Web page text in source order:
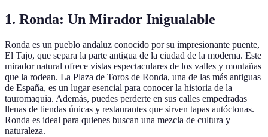
1. Ronda: Un Mirador Inigualable
Ronda es un pueblo andaluz conocido por su impresionante puente,
El Tajo, que separa la parte antigua de la ciudad de la moderna. Este
mirador natural ofrece vistas espectaculares de los valles y montañas
que la rodean. La Plaza de Toros de Ronda, una de las más antiguas
de España, es un lugar esencial para conocer la historia de la
tauromaquia. Además, puedes perderte en sus calles empedradas
llenas de tiendas únicas y restaurantes que sirven tapas autóctonas.
Ronda es ideal para quienes buscan una mezcla de cultura y
naturaleza.